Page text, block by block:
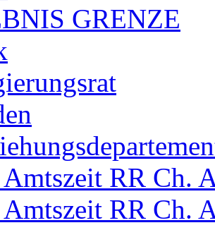
GRENZE
RR Ch.
RR Ch.